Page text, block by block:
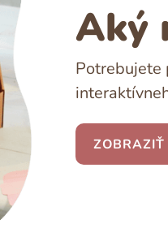
Aký
Potrebujete
ZOBRAZIŤ